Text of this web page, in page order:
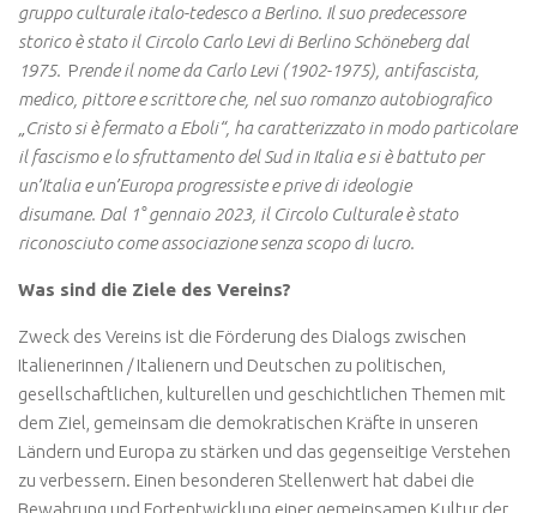
gruppo culturale italo-tedesco a Berlino. Il suo predecessore
storico è stato il Circolo Carlo Levi di Berlino Schöneberg dal
1975. Prende il nome da Carlo Levi (1902-1975), antifascista,
medico, pittore e scrittore che, nel suo romanzo autobiografico
„Cristo si è fermato a Eboli“, ha caratterizzato in modo particolare
il fascismo e lo sfruttamento del Sud in Italia e si è battuto per
un’Italia e un’Europa progressiste e prive di ideologie
disumane. Dal 1° gennaio 2023, il Circolo Culturale è stato
riconosciuto come associazione senza scopo di lucro.
Was sind die Ziele des Vereins?
Zweck des Vereins ist die Förderung des Dialogs zwischen
Italienerinnen / Italienern und Deutschen zu politischen,
gesellschaftlichen, kulturellen und geschichtlichen Themen mit
dem Ziel, gemeinsam die demokratischen Kräfte in unseren
Ländern und Europa zu stärken und das gegenseitige Verstehen
zu verbessern. Einen besonderen Stellenwert hat dabei die
Bewahrung und Fortentwicklung einer gemeinsamen Kultur der